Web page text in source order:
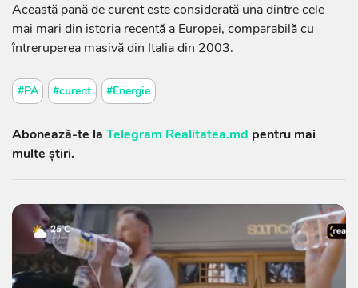
Această pană de curent este considerată una dintre cele
mai mari din istoria recentă a Europei, comparabilă cu
întreruperea masivă din Italia din 2003.
#PA #curent #Energie
Abonează-te la Telegram Realitatea.md pentru mai
multe știri.